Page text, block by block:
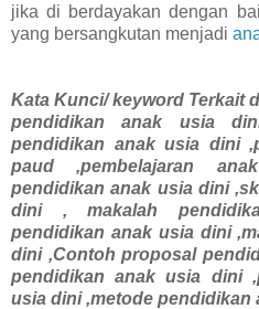
jika di berdayakan dengan
yang bersangkutan menjadi
Kata Kunci/ keyword Terkait
pendidikan anak usia
pendidikan anak usia dini
paud ,pembelajaran
pendidikan anak usia dini
dini , makalah
pendidikan anak usia dini
dini ,Contoh proposal
pendidikan anak usia dini
usia dini ,metode